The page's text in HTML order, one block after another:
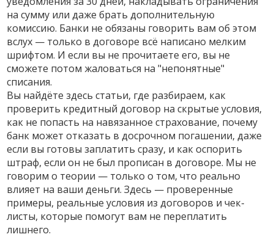
на сумму или даже брать дополнительную
комиссию. Банки не обязаны говорить вам об этом
вслух — только в договоре всё написано мелким
шрифтом. И если вы не прочитаете его, вы не
сможете потом жаловаться на "непонятные"
списания.
Вы найдёте здесь статьи, где разбираем, как
проверить кредитный договор на скрытые условия,
как не попасть на навязанное страхование, почему
банк может отказать в досрочном погашении, даже
если вы готовы заплатить сразу, и как оспорить
штраф, если он не был прописан в договоре. Мы не
говорим о теории — только о том, что реально
влияет на ваши деньги. Здесь — проверенные
примеры, реальные условия из договоров и чек-
листы, которые помогут вам не переплатить
лишнего.